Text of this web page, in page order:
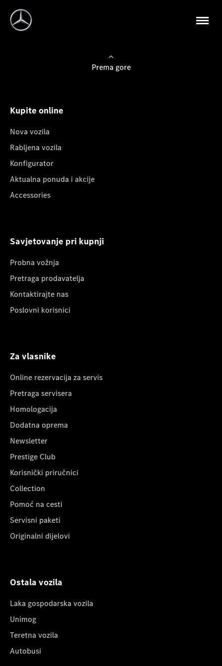
Prema gore
Kupite online
Nova vozila
Rabljena vozila
Konfigurator
Aktualna ponuda i akcije
Accessories
Savjetovanje pri kupnji
Probna vožnja
Pretraga prodavatelja
Kontaktirajte nas
Poslovni korisnici
Za vlasnike
Online rezervacija za servis
Pretraga servisera
Homologacija
Dodatna oprema
Newsletter
Prestige Club
Korisnički priručnici
Collection
Pomoć na cesti
Servisni paketi
Originalni dijelovi
Ostala vozila
Laka gospodarska vozila
Unimog
Teretna vozila
Autobusi